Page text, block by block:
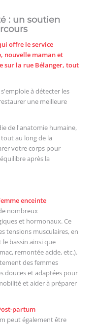
: un soutien
offre le service
nouvelle maman et
sur la rue Bélanger, tout
à détecter les
une meilleure
de l'anatomie humaine,
au long de la
votre corps pour
après la
enceinte
nombreux
et hormonaux. Ce
tensions musculaires, en
le bassin ainsi que
remontée acide, etc.).
des femmes
douces et adaptées pour
et aider à préparer
partum
peut également être